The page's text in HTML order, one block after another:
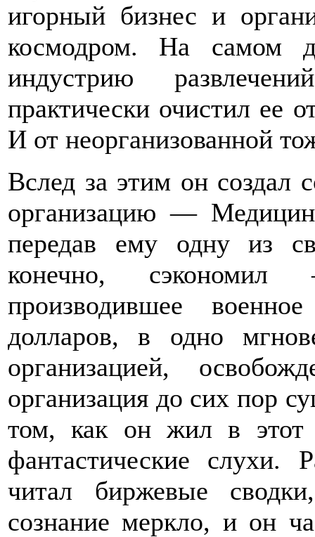
игорный бизнес и
космодром. На самом
индустрию
практически очистил ее
И от неорганизованной
Вслед за этим он создал
организацию —
передав ему одну из
конечно, сэкономил
производившее
долларов, в одно
организацией,
организация до сих пор
том, как он жил в этот
фантастические слухи.
читал биржевые
сознание меркло, и он